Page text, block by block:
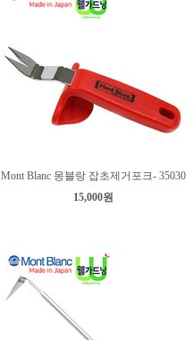
Mont Blanc 몽블랑 잡초제거포크- 35030
15,000원